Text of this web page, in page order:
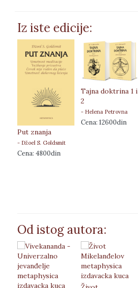
Iz iste edicije:
Put znanja
- Džoel S. Goldsmit
Cena: 4800din
Tajna doktrina 1 i
2
- Helena Petrovna
Blavacka
Cena: 12600din
Od istog autora: